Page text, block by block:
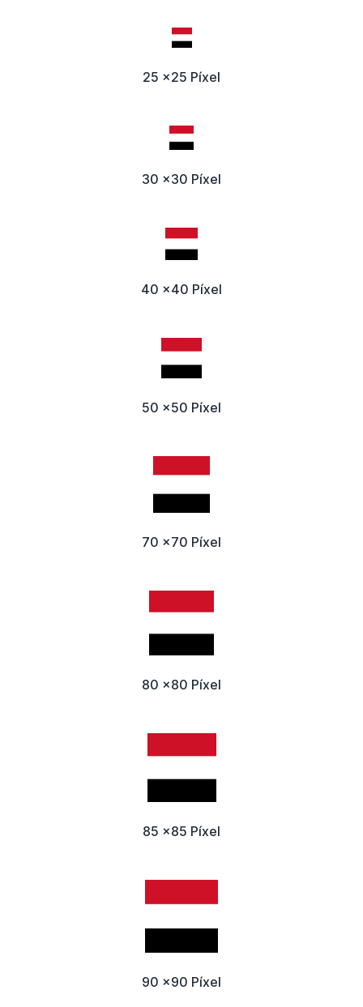
25 x25 Píxel
30 x30 Píxel
40 x40 Píxel
50 x50 Píxel
70 x70 Píxel
80 x80 Píxel
85 x85 Píxel
90 x90 Píxel